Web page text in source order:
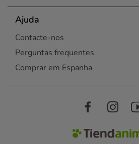
Ajuda
Contacte-nos
Perguntas frequentes
Comprar em Espanha